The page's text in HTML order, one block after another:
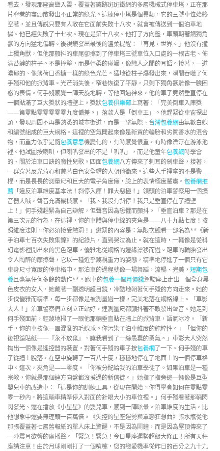
看去，發現那座高聳入雲、覆蓋著鏽跡斑斑鐵網的多層機械式停車塔，正在那
片窄巷的盡頭散發出不正常的綠光。這棟停車塔是個異類，它的三號車位始終
空著，並且傳說只要有人敢在它面前失敗十八次，就會被傳送到一個泊車地
獄。他已經失敗了十七次。現在是第十八次。他打了方向盤，車頭朝著銅獨角
獸的方向猛地偏轉。後視鏡發出最後的溫柔提醒：「再見，世界。」他沒有撞
上獨角獸，但他那顫抖的車尾卻擦到了停車塔三號車位入口處的一根古老、佈
滿苔蘚的柱子。不是撞擊，而是輕柔的碰觸，像戀人之間的耳語。接著，一道
濃郁的、像薄荷口香糖一樣的綠色光芒。猛地從柱子爆發出來，瞬間吞噬了何
手殘和他的掀背車。光芒消失後，窄巷恢復了平靜，只剩下獨角獸雕像一臉困
惑的表情。何手殘感覺一陣天旋地轉，等他回過神來，他的車子竟然垂直停在
一個貼滿了巨大獎狀的牆壁上。獎狀包養俱樂部上寫著：「完美倒車入庫獎
——第零點零零零零零九度偏差。」落款人是「倒車王」。他趕緊從車窗探出
頭，發現周圍不再是熟悉的城市街道，而是一望無際、 台灣包養網由無數白線
和編號組成的巨大網格。這裡的空氣聞起來像是新買的輪胎和劣質香水的混合
物，而重力似乎是隨包養意思機變化的，有時感覺很重，有時像漂浮在游泳池
裡。他試圖按喇叭，但喇叭發出的不是「叭叭」，而是他童年包養網時學會
的、關於泊車口訣的魔性兒歌。四面包養網八方傳來了刺耳的剎車聲，接著，
一群穿著反光背心和戴著白色安全帽的人朝他衝來。這些人手裡拿的不是警
棍，而是長長的測量尺和巨大的電子角度儀，臉上的表情極度嚴肅。 包養網推
薦 「違反泊車維度基本法！斜停入庫！罪大惡極！」領頭的泊車警察用一個擴
音器大喊，聲音充滿機械感。「我、我沒有斜停！我只是垂直停在了牆壁
上！」何手殘趕緊為自己辯解，但聲音因為恐懼而顫抖。「垂直泊車？那是在
第三次元的行為，在這裡，你的車體與停車線的夾角是——八十九點七度！按
照維度法則，你必須接受懲罰！」懲罰的內容是：無限次觀看一部名為**《新
手泊車七百次失敗集錦》的紀錄片，直到哭泣為止。就在這時，一輛像是從科
幻電影裡開出來的黑色跑車，優雅地從網格的邊緣漂移而過。跑車的輪胎發出
令人陶醉的摩擦聲，它以一種近乎蔑視重力的姿態，精準地停進了一個只有它
車身尺寸寬度的停車格中。那泊車的過程就像一場舞蹈，流暢、完美， 短期包
養且毫無任何多餘的動作**。跑車的包養一個月價錢駕駛座上走出一個全身黑
色皮衣的女人，她戴著一副透明護目鏡，冷酷地朝著何手殘的方向走來。她的
步伐優雅而精準，每一步都像是被測量過一樣，完美地落在網格線上。「車影
大人！」泊車警察們立刻立正站好，連測量尺都顫抖著不敢發出聲音。她走到
何手殘面前，輕蔑地掃了一眼他那輛垂直貼在牆上的掀背車，語氣冰冷。「新
手，你的車技像一團混亂的毛線球。你污染了泊車維度的純粹性。」「但你的
後視鏡貼紙——『永不放棄』，讓我看到了一絲愚蠢的勇氣。」車影大人突然
掏出一個像是遙控器的裝置，對著何手殘的車子按包養網了一下。何手殘的車
子從牆上脫落，在空中旋轉了一百八十度，穩穩地停在了地面上的一個停車格
中。這次，夾角是——零度。「你被分配給我的泊車學徒了。如果泊車是一種
宗教，你就是那個連方向盤都沒摸過的新信徒。」她指了指旁邊一輛像是巨型
嬰兒車的改造車：「這是你的訓練工具，從現在開始，你得學會如何在零點零
零一秒內，將這輛車精準停入對面的針眼大小的車位裡。」何手殘看著那輛閃
閃發光、還在播放《小星星》的嬰兒車，感到一陣眩暈。泊車維度的生活，比
他想象中還要無理頭一百萬倍。《失控的星座運勢與單戀狂想曲》張水瓶從他
那張覆蓋著七層舊報紙的單人床上驚醒，不是因為鬧鐘，而是因為屋頂傳來了
一陣震耳欲聾的廣播聲。「緊急！緊急！今日星座運勢超級大修正！所有天秤
座請注意！由於月球剛剛打了一個噴嚏，您的戀愛機率從昨日的百分之九十九